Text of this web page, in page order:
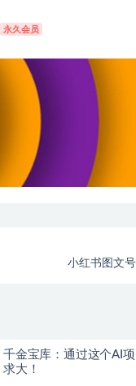
永久会员
小红书图文
千金宝库：通过这个AI
求大！